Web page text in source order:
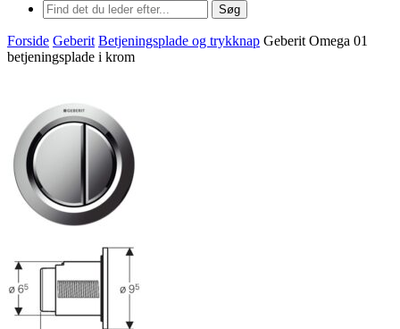
Søg
Forside Geberit Betjeningsplade og trykknap Geberit Omega 01
betjeningsplade i krom